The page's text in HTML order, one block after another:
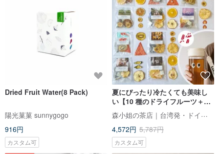
Dried Fruit Water(8 Pack)
陽光菓菓 sunnygogo
916円
カスタム可
夏にぴったり冷たくても美味し
い【10 種のドライフルーツ＋フ
ルーツティー】夏限定セット フ
ルーツウォーター
森小姐の茶店｜台湾発・ドイツ製法ハーブティー
4,572円 5,787円
カスタム可